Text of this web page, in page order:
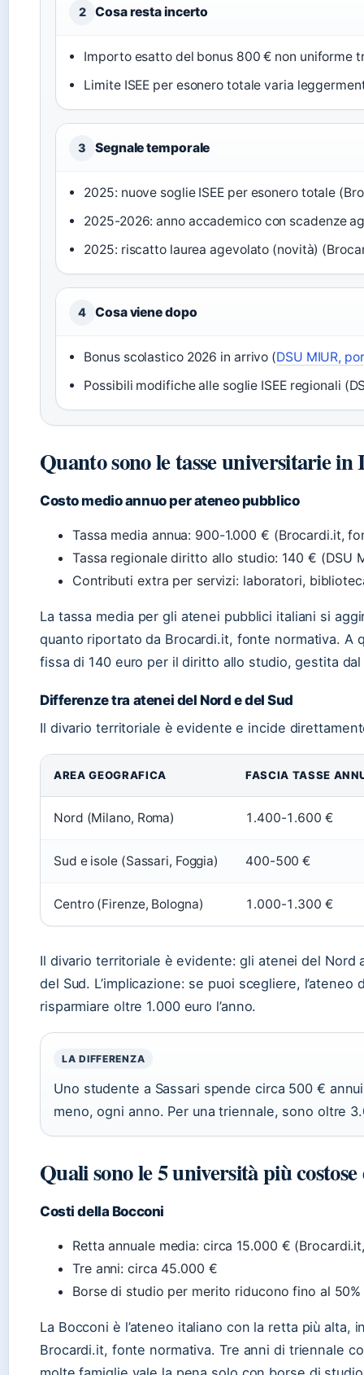
2 Cosa resta incerto
Importo esatto del bonus 800 € non uniforme
Limite ISEE per esonero totale varia
3 Segnale temporale
2025: nuove soglie ISEE per esonero totale
2025-2026: anno accademico con scadenze
2025: riscatto laurea agevolato (novità)
4 Cosa viene dopo
Bonus scolastico 2026 in arrivo (DSU MIUR,
Possibili modifiche alle soglie ISEE regionali
Quanto sono le tasse universitarie in
Costo medio annuo per ateneo pubblico
Tassa media annua: 900-1.000 € (Brocardi.it,
Tassa regionale diritto allo studio: 140 € (DSU
Contributi extra per servizi: laboratori,
La tassa media per gli atenei pubblici italiani si
quanto riportato da Brocardi.it, fonte normativa. A
fissa di 140 euro per il diritto allo studio, gestita
Differenze tra atenei del Nord e del Sud
Il divario territoriale è evidente e incide
AREA GEOGRAFICA FASCIA TASSE
Nord (Milano, Roma) 1.400-1.600 €
Sud e isole (Sassari, Foggia) 400-500 €
Centro (Firenze, Bologna) 1.000-1.300 €
Il divario territoriale è evidente: gli atenei del
del Sud. L’implicazione: se puoi scegliere,
risparmiare oltre 1.000 euro l’anno.
LA DIFFERENZA
Uno studente a Sassari spende circa 500 €
meno, ogni anno. Per una triennale, sono oltre
Quali sono le 5 università più
Costi della Bocconi
Retta annuale media: circa 15.000 €
Tre anni: circa 45.000 €
Borse di studio per merito riducono fino al 50%
La Bocconi è l’ateneo italiano con la retta più alta,
Brocardi.it, fonte normativa. Tre anni di triennale